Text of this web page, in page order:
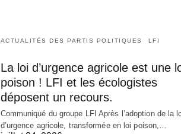
ACTUALITÉS DES PARTIS POLITIQUES LFI
La loi d’urgence agricole est une
poison ! LFI et les écologistes
déposent un recours.
Communiqué du groupe LFI Après l’adoption de la
d’urgence agricole, transformée en loi poison,…